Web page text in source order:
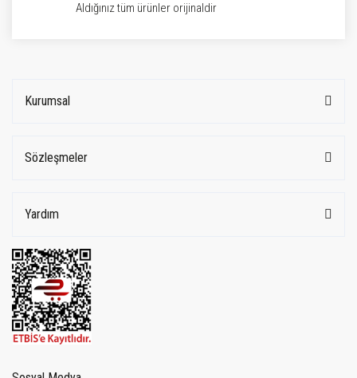
Aldığınız tüm ürünler orijinaldir
Kurumsal
Sözleşmeler
Yardım